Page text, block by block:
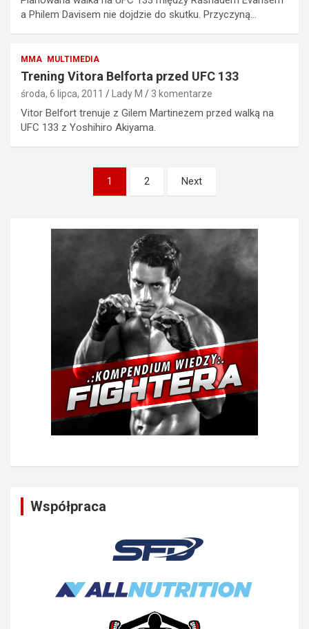
a Philem Davisem nie dojdzie do skutku. Przyczyną…
MMA MULTIMEDIA
Trening Vitora Belforta przed UFC 133
środa, 6 lipca, 2011 Lady M 3 komentarze
Vitor Belfort trenuje z Gilem Martinezem przed walką na
UFC 133 z Yoshihiro Akiyama.
Stronicowanie
1 2 Next
Współpraca